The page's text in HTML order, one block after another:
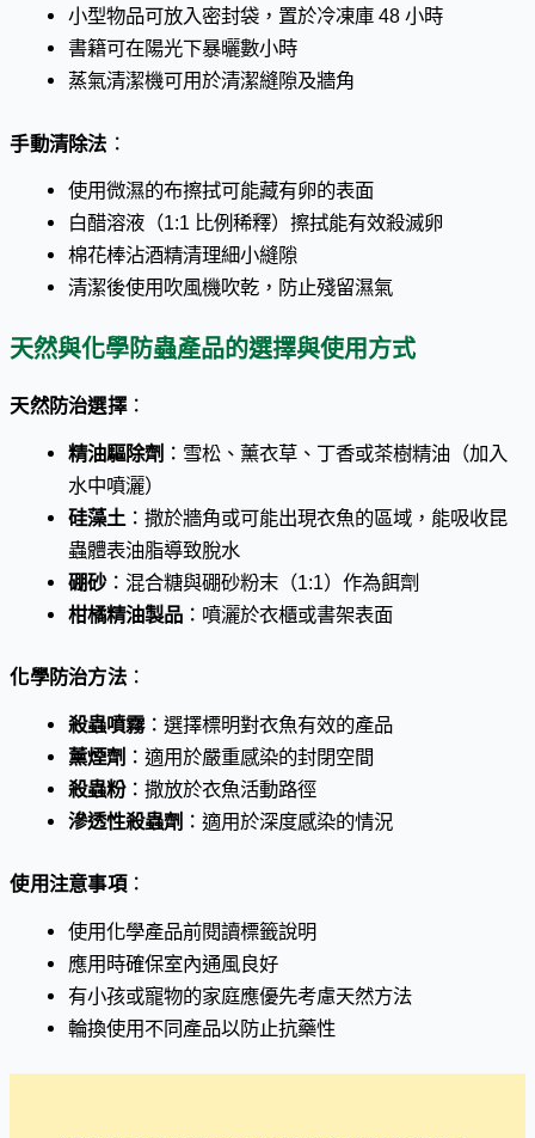
小型物品可放入密封袋，置於冷凍庫 48 小時
書籍可在陽光下暴曬數小時
蒸氣清潔機可用於清潔縫隙及牆角
手動清除法 ：
使用微濕的布擦拭可能藏有卵的表面
白醋溶液（1:1 比例稀釋）擦拭能有效殺滅卵
棉花棒沾酒精清理細小縫隙
清潔後使用吹風機吹乾，防止殘留濕氣
天然與化學防蟲產品的選擇與使用方式
天然防治選擇：
精油驅除劑 ：雪松、薰衣草、丁香或茶樹精油（加入
水中噴灑）
硅藻土 ：撒於牆角或可能出現衣魚的區域，能吸收昆
蟲體表油脂導致脫水
硼砂：混合糖與硼砂粉末（1:1）作為餌劑
柑橘精油製品 ：噴灑於衣櫃或書架表面
化學防治方法 ：
殺蟲噴霧：選擇標明對衣魚有效的產品
薰煙劑 ：適用於嚴重感染的封閉空間
殺蟲粉：撒放於衣魚活動路徑
滲透性殺蟲劑 ：適用於深度感染的情況
使用注意事項：
使用化學產品前閱讀標籤說明
應用時確保室內通風良好
有小孩或寵物的家庭應優先考慮天然方法
輪換使用不同產品以防止抗藥性